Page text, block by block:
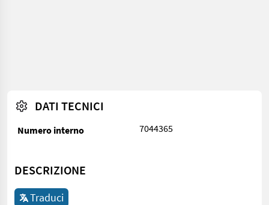
DATI TECNICI
Numero interno 7044365
DESCRIZIONE
Traduci